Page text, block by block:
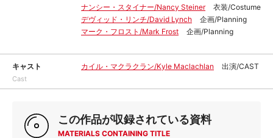
ナンシー・スタイナー/Nancy Steiner
衣装/Costume
デヴィッド・リンチ/David Lynch
企画/Planning
マーク・フロスト/Mark Frost
企画/Planning
キャスト
Cast
カイル・マクラクラン/Kyle Maclachlan 出演/CAST
この作品が収録されている資料
MATERIALS CONTAINING TITLE